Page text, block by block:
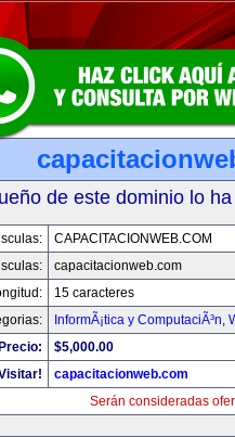
de este dominio lo
CAPACITACIONWEB.COM
capacitacionweb.com
15 caracteres
InformÃ¡tica y ComputaciÃ³n,
Precio:
$5,000.00
capacitacionweb.com
Serán consideradas